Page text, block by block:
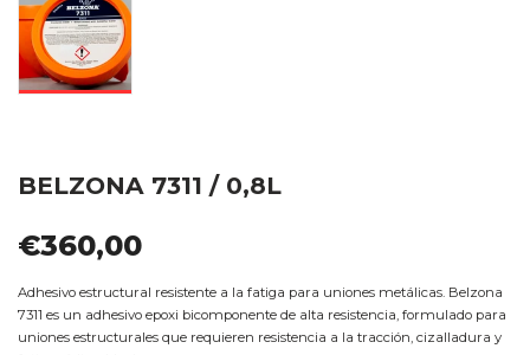
BELZONA 7311 / 0,8L
€360,00
Adhesivo estructural resistente a la fatiga para uniones metálicas. Belzona
7311 es un adhesivo epoxi bicomponente de alta resistencia, formulado para
uniones estructurales que requieren resistencia a la tracción, cizalladura y